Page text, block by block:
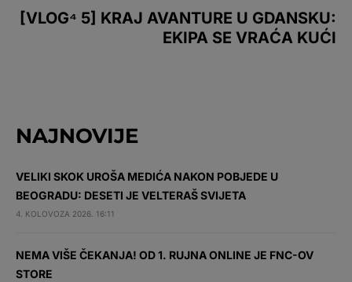
[VLOG⁴ 5] KRAJ AVANTURE U GDANSKU:
EKIPA SE VRAĆA KUĆI
NAJNOVIJE
VELIKI SKOK UROŠA MEDIĆA NAKON POBJEDE U
BEOGRADU: DESETI JE VELTERAŠ SVIJETA
4. KOLOVOZA 2026. 16:11
NEMA VIŠE ČEKANJA! OD 1. RUJNA ONLINE JE FNC-OV
STORE